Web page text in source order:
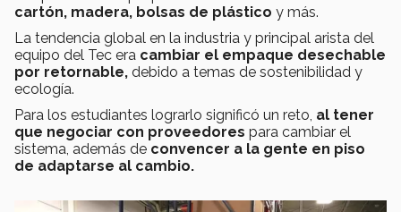
cartón, madera, bolsas de plástico y más.
La tendencia global en la industria y principal arista del
equipo del Tec era cambiar el empaque desechable
por retornable, debido a temas de sostenibilidad y
ecología.
Para los estudiantes lograrlo significó un reto, al tener
que negociar con proveedores para cambiar el
sistema, además de convencer a la gente en piso
de adaptarse al cambio.